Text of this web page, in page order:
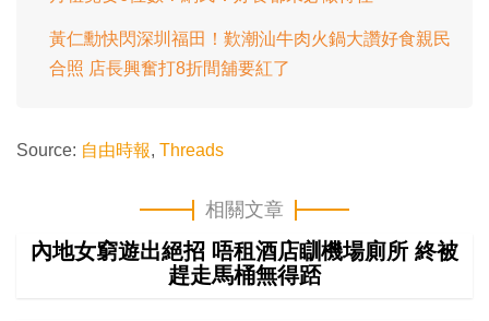
黃仁勳快閃深圳福田！歎潮汕牛肉火鍋大讚好食親民
合照 店長興奮打8折間舖要紅了
Source: 自由時報, Threads
相關文章
內地女窮遊出絕招 唔租酒店瞓機場廁所 終被
趕走馬桶無得踎